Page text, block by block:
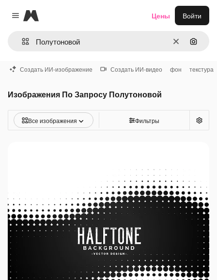
Close menu
Magnific
ОчиститьПоиск
Цены Войти
Создать ИИ-изображение Создать ИИ-видео фон текстура
Изображения По Запросу Полутоновой
Все изображения Фильтры